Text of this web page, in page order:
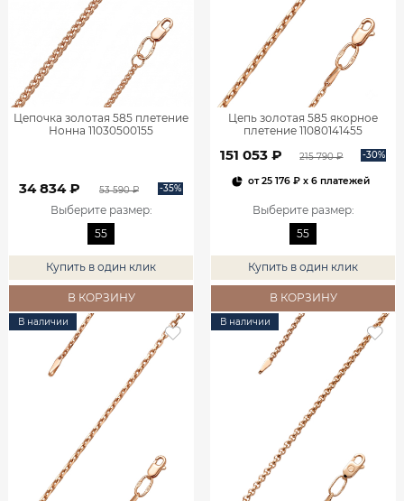
Цепочка золотая 585 плетение
Нонна 11030500155
34 834 ₽ 53 590 ₽ -35%
Выберите размер:
55
Купить в один клик
В КОРЗИНУ
Цепь золотая 585 якорное
плетение 11080141455
151 053 ₽ 215 790 ₽ -30%
от25 176 ₽x 6 платежей
Выберите размер:
55
Купить в один клик
В КОРЗИНУ
В наличии В наличии